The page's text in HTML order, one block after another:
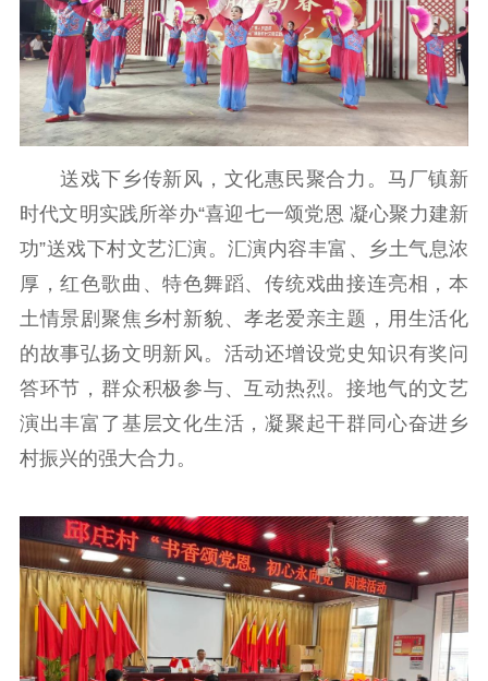
送戏下乡传新风，文化惠民聚合力。马厂镇新
时代文明实践所举办“喜迎七一颂党恩 凝心聚力建新
功”送戏下村文艺汇演。汇演内容丰富、乡土气息浓
厚，红色歌曲、特色舞蹈、传统戏曲接连亮相，本
土情景剧聚焦乡村新貌、孝老爱亲主题，用生活化
的故事弘扬文明新风。活动还增设党史知识有奖问
答环节，群众积极参与、互动热烈。接地气的文艺
演出丰富了基层文化生活，凝聚起干群同心奋进乡
村振兴的强大合力。